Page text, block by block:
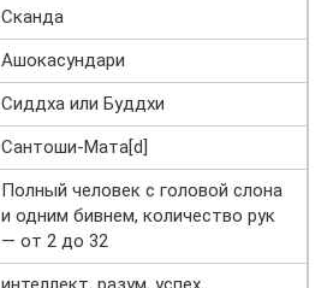
Сканда
Ашокасундари
Сиддха или Буддхи
Сантоши-Мата[d]
Полный человек с головой слона
и одним бивнем, количество рук
— от 2 до 32